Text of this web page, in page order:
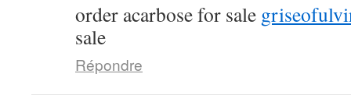
order acarbose for sale
sale
Répondre